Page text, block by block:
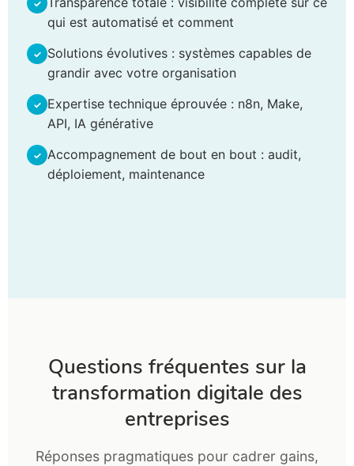
qui est automatisé et comment
Solutions évolutives : systèmes capables de
grandir avec votre organisation
Expertise technique éprouvée : n8n, Make,
API, IA générative
Accompagnement de bout en bout : audit,
déploiement, maintenance
Questions fréquentes sur la
transformation digitale des
entreprises
Réponses pragmatiques pour cadrer gains,